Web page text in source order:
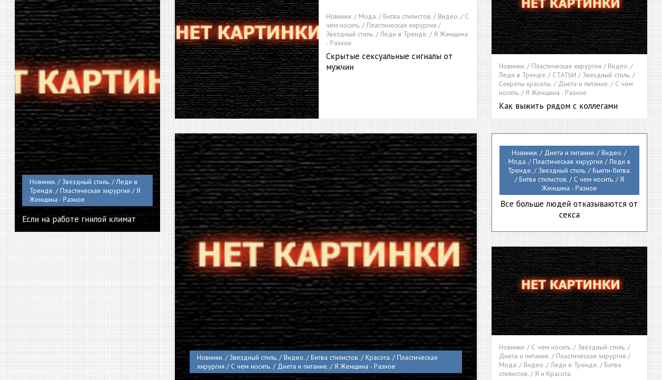
Новинки. / Звездный стиль. / Леди в
Тренде. / Пластическая хирургия / Я
Женщина - Разное
Если на работе гнилой климат
Новинки. / Мода. / Битва стилистов. / Видео. / С
чем носить. / Пластическая хирургия /
Звездный стиль. / Леди в Тренде. / Я Женщина
- Разное
Скрытые сексуальные сигналы от
мужчин
Новинки. / Пластическая хирургия / Видео. /
Леди в Тренде. / СТАТЬИ / Звездный стиль. /
Секреты красоты. / Диета и питание. / С чем
носить. / Я Женщина - Разное
Как выжить рядом с коллегами
Новинки. / Звездный стиль. / Видео. / Битва стилистов. / Красота. / Пластическая
хирургия / С чем носить. / Диета и питание. / Я Женщина - Разное
Новинки. / Диета и питание. / Видео. /
Мода. / Пластическая хирургия / Леди в
Тренде. / Звездный стиль. / Бьюти-битва.
/ Битва стилистов. / С чем носить. / Я
Женщина - Разное
Все больше людей отказываются от
секса
Новинки. / С чем носить. / Звездный стиль. /
Диета и питание. / Пластическая хирургия /
Мода. / Видео. / Леди в Тренде. / Битва
стилистов. / Я и Красота.